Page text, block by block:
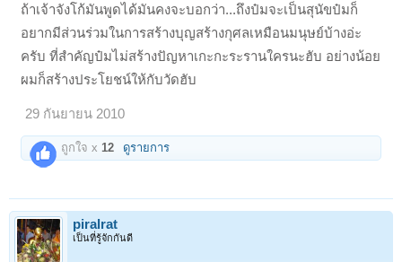
ถ้าเจ้าจังโก้มันพูดได้มันคงจะบอกว่า...ถึงป๋มจะเป็นสุนัขป๋มก็
อยากมีส่วนร่วมในการสร้างบุญสร้างกุศลเหมือนมนุษย์บ้างอ่ะ
ครับ ที่สำคัญป๋มไม่สร้างปัญหาเกะกะระรานใครนะฮับ อย่างน้อย
ผมก็สร้างประโยชน์ให้กับวัดฮับ
29 กันยายน 2010
ถูกใจ x 12 ดูรายการ
piralrat
เป็นที่รู้จักกันดี